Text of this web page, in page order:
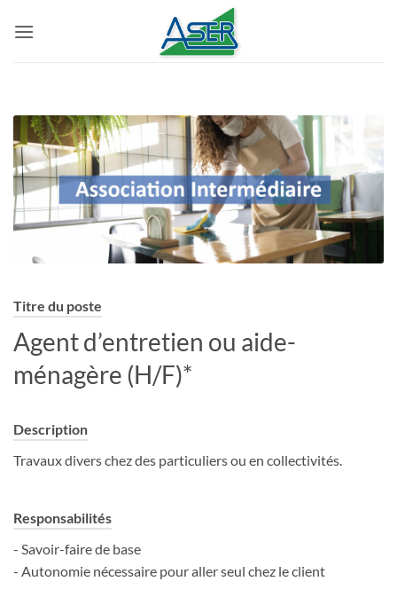
Titre du poste
Agent d’entretien ou aide-
ménagère (H/F)*
Description
Travaux divers chez des particuliers ou en collectivités.
Responsabilités
- Savoir-faire de base
- Autonomie nécessaire pour aller seul chez le client